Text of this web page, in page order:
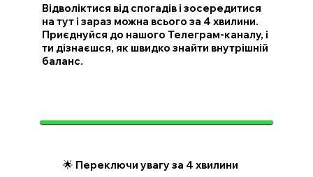
Відволіктися від спогадів і зосередитися
на тут і зараз можна всього за 4 хвилини.
Приєднуйся до нашого Телеграм-каналу, і
ти дізнаєшся, як швидко знайти внутрішній
баланс.
🌟 Переключи увагу за 4 хвилини